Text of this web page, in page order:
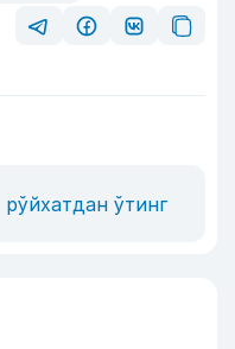
рўйхатдан ўтинг